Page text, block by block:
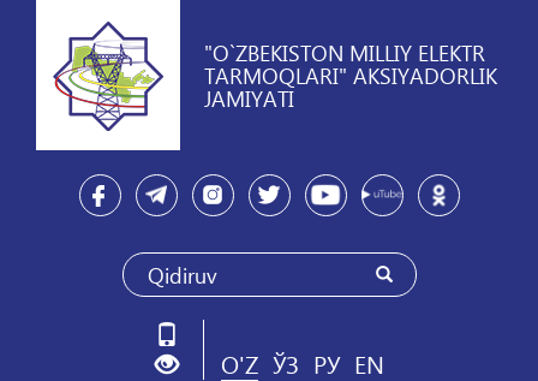
"O`ZBEKISTON MILLIY ELEKTR
TARMOQLARI" AKSIYADORLIK
JAMIYATI
O'Z ЎЗ РУ EN